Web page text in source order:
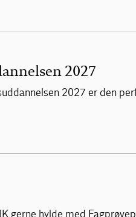
2027
2027 er den
gerne hylde med